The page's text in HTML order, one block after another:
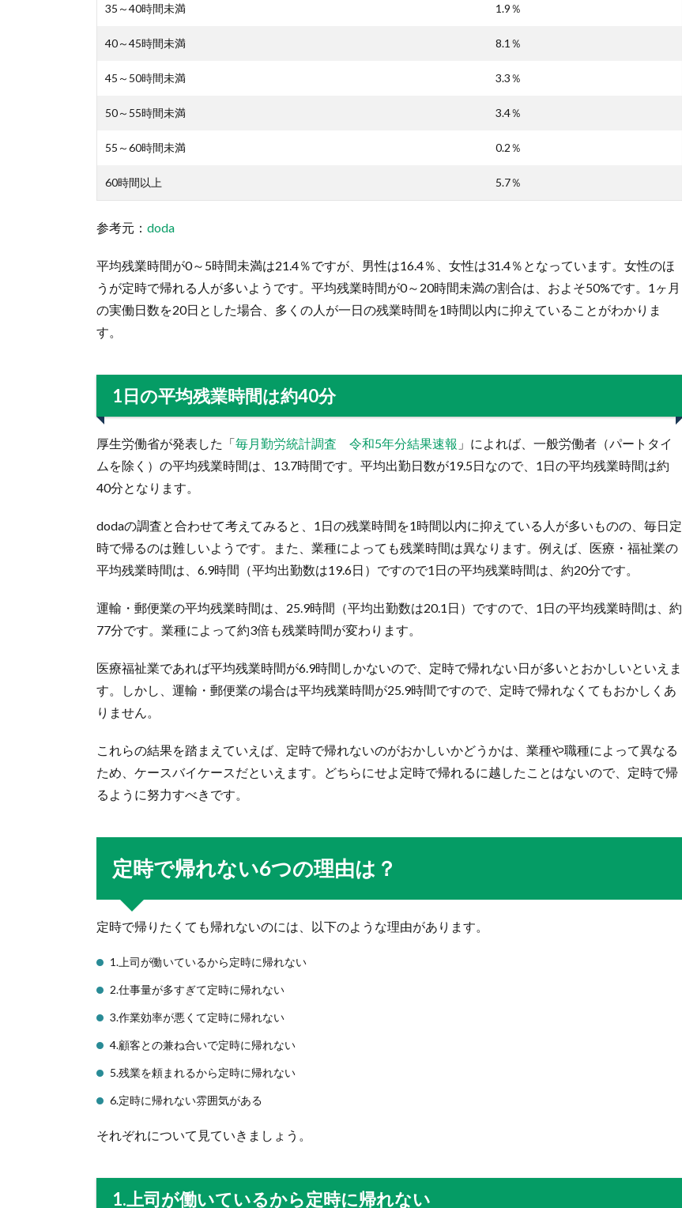
35～40時間未満 1.9％
40～45時間未満 8.1％
45～50時間未満 3.3％
50～55時間未満 3.4％
55～60時間未満 0.2％
60時間以上 5.7％
参考元： doda
平均残業時間が0～5時間未満は21.4％ですが、男性は16.4％、女性は31.4％となっています。女性のほ
うが定時で帰れる人が多いようです。平均残業時間が0～20時間未満の割合は、およそ50%です。1ヶ月
の実働日数を20日とした場合、多くの人が一日の残業時間を1時間以内に抑えていることがわかりま
す。
1日の平均残業時間は約40分
厚生労働省が発表した「毎月勤労統計調査 令和5年分結果速報 」によれば、一般労働者（パートタイ
ムを除く）の平均残業時間は、13.7時間です。平均出勤日数が19.5日なので、1日の平均残業時間は約
40分となります。
dodaの調査と合わせて考えてみると、1日の残業時間を1時間以内に抑えている人が多いものの、毎日定
時で帰るのは難しいようです。また、業種によっても残業時間は異なります。例えば、医療・福祉業の
平均残業時間は、6.9時間（平均出勤数は19.6日）ですので1日の平均残業時間は、約20分です。
運輸・郵便業の平均残業時間は、25.9時間（平均出勤数は20.1日）ですので、1日の平均残業時間は、約
77分です。業種によって約3倍も残業時間が変わります。
医療福祉業であれば平均残業時間が6.9時間しかないので、定時で帰れない日が多いとおかしいといえま
す。しかし、運輸・郵便業の場合は平均残業時間が25.9時間ですので、定時で帰れなくてもおかしくあ
りません。
これらの結果を踏まえていえば、定時で帰れないのがおかしいかどうかは、業種や職種によって異なる
ため、ケースバイケースだといえます。どちらにせよ定時で帰れるに越したことはないので、定時で帰
るように努力すべきです。
定時で帰れない6つの理由は？
定時で帰りたくても帰れないのには、以下のような理由があります。
1.上司が働いているから定時に帰れない
2.仕事量が多すぎて定時に帰れない
3.作業効率が悪くて定時に帰れない
4.顧客との兼ね合いで定時に帰れない
5.残業を頼まれるから定時に帰れない
6.定時に帰れない雰囲気がある
それぞれについて見ていきましょう。
1.上司が働いているから定時に帰れない